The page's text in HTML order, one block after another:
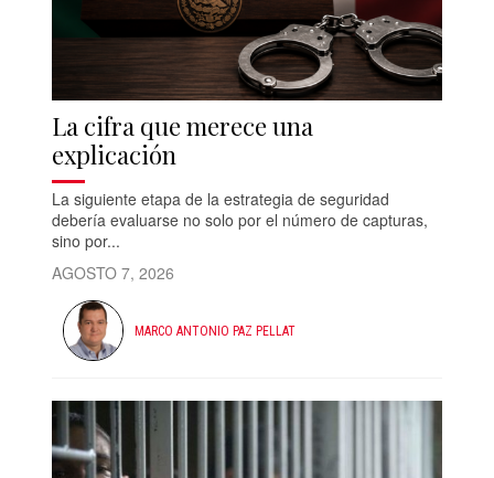
La cifra que merece una
explicación
La siguiente etapa de la estrategia de seguridad
debería evaluarse no solo por el número de capturas,
sino por...
AGOSTO 7, 2026
MARCO ANTONIO PAZ PELLAT